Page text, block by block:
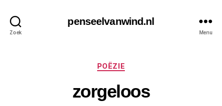
Zoek
penseelvanwind.nl
Menu
Categorieën
POËZIE
zorgeloos